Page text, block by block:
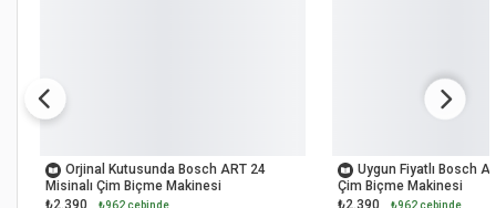
Orjinal Kutusunda Bosch ART 24
Misinalı Çim Biçme Makinesi
₺2.390
₺962 cebinde
Uygun Fiyatlı Bosch
Çim Biçme Makinesi
₺2.390
₺962 cebinde